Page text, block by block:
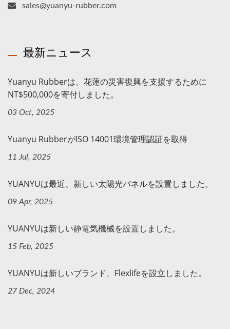
sales@yuanyu-rubber.com
最新ニュース
Yuanyu Rubberは、花蓮の災害復興を支援するために
NT$500,000を寄付しました。
03 Oct, 2025
Yuanyu RubberがISO 14001環境管理認証を取得
11 Jul, 2025
YUANYUは最近、新しい太陽光パネルを設置しました。
09 Apr, 2025
YUANYUは新しい静電気機械を設置しました。
15 Feb, 2025
YUANYUは新しいブランド、Flexlifeを設立しました。
27 Dec, 2024